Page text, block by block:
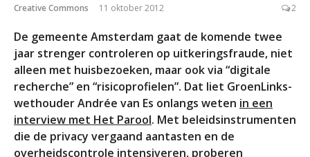
Creative Commons 11 oktober 2012 2
De gemeente Amsterdam gaat de komende twee
jaar strenger controleren op uitkeringsfraude, niet
alleen met huisbezoeken, maar ook via “digitale
recherche” en “risicoprofielen”. Dat liet GroenLinks-
wethouder Andrée van Es onlangs weten in een
interview met Het Parool. Met beleidsinstrumenten
die de privacy vergaand aantasten en de
overheidscontrole intensiveren, proberen